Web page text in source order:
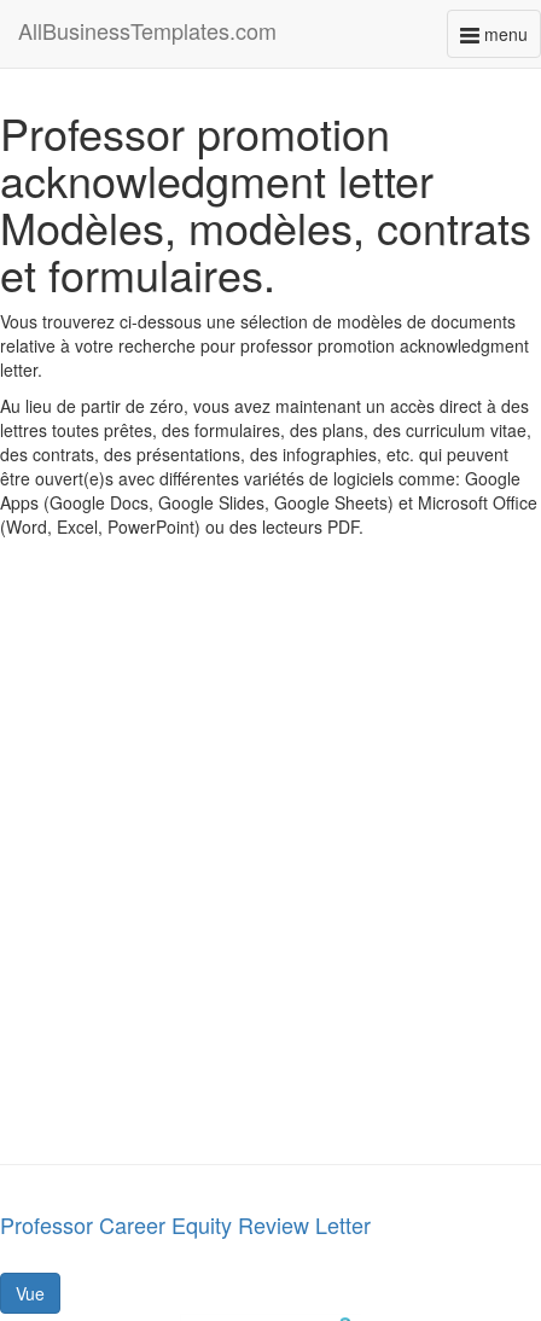
menu
AllBusinessTemplates.com
Professor promotion
acknowledgment letter
Modèles, modèles, contrats
et formulaires.
Vous trouverez ci-dessous une sélection de modèles de documents
relative à votre recherche pour professor promotion acknowledgment
letter.
Au lieu de partir de zéro, vous avez maintenant un accès direct à des
lettres toutes prêtes, des formulaires, des plans, des curriculum vitae,
des contrats, des présentations, des infographies, etc. qui peuvent
être ouvert(e)s avec différentes variétés de logiciels comme: Google
Apps (Google Docs, Google Slides, Google Sheets) et Microsoft Office
(Word, Excel, PowerPoint) ou des lecteurs PDF.
Professor Career Equity Review Letter
Vue